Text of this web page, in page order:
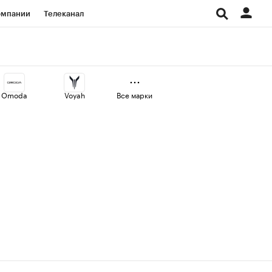
Телеканал
Проверка контрагентов
Omoda Voyah Все марки